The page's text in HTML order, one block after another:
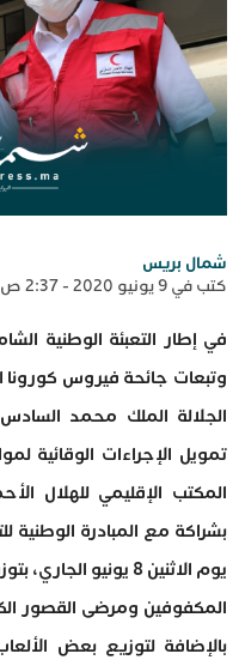
شمال بريس
كتب في 9 يونيو 2020 - 2:37 ص
في إطار التعبئة الوطنية
وتبعات جائحة فيروس
الجلالة الملك محمد
تمويل الإجراءات الوقائية
المكتب الإقليمي للهلال
بشراكة مع المبادرة الوطنية
يوم الاثنين 8
المكفوفين ومرضى القصور
بالإضافة لتوزيع بعض